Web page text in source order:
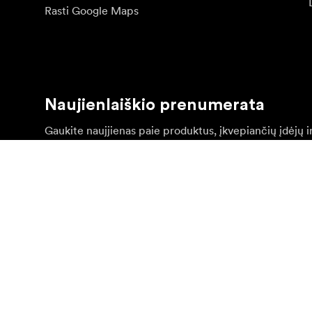
Rasti Google Maps
Naujienlaiškio prenumerata
Gaukite naujjienas paie produktus, įkvepiančių įdėjų